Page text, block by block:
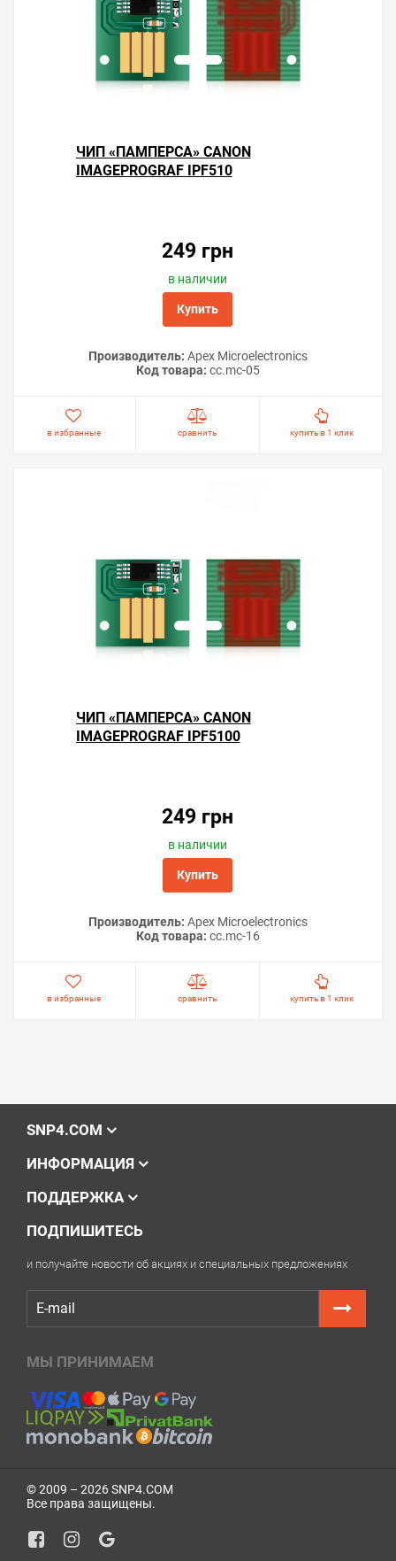
ЧИП «ПАМПЕРСА» CANON
IMAGEPROGRAF IPF510
249 грн
в наличии
Купить
Производитель: Apex Microelectronics
Код товара: cc.mc-05
в избранные сравнить купить в 1 клик
ЧИП «ПАМПЕРСА» CANON
IMAGEPROGRAF IPF5100
249 грн
в наличии
Купить
Производитель: Apex Microelectronics
Код товара: cc.mc-16
в избранные сравнить купить в 1 клик
SNP4.COM
ИНФОРМАЦИЯ
ПОДДЕРЖКА
ПОДПИШИТЕСЬ
и получайте новости об акциях и специальных предложениях
МЫ ПРИНИМАЕМ
© 2009 – 2026 SNP4.COM
Все права защищены.